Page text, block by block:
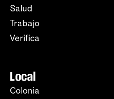
Salud
Trabajo
Verifica
Local
Colonia